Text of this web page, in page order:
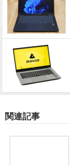
関連記事